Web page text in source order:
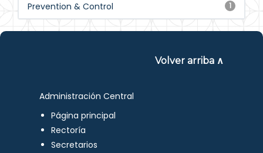
1
Prevention & Control
Volver arriba ∧
Administración Central
Página principal
Rectoría
Secretarios